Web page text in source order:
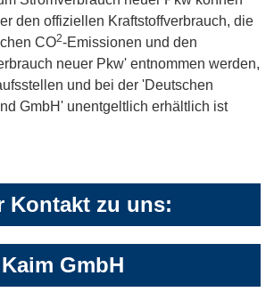
den offiziellen Kraftstoffverbrauch, die
CO2-Emissionen und den
neuer Pkw' entnommen werden,
und bei der 'Deutschen
GmbH' unentgeltlich erhältlich ist
Kontakt zu uns:
GmbH